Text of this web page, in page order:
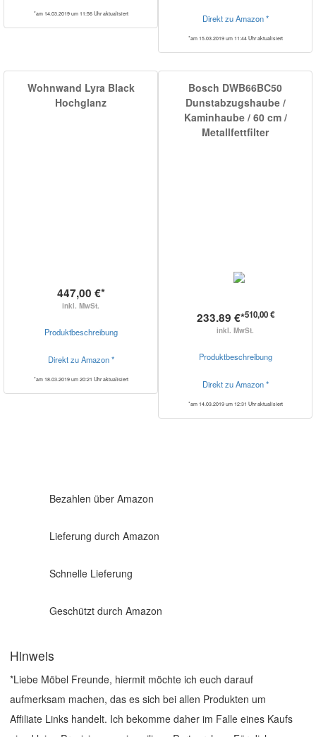
*am 14.03.2019 um 11:56 Uhr aktualisiert Direkt zu Amazon *
*am 15.03.2019 um 11:44 Uhr aktualisiert
Wohnwand Lyra Black
Hochglanz
447,00 €*
inkl. MwSt.
Produktbeschreibung
Direkt zu Amazon *
*am 18.03.2019 um 20:21 Uhr aktualisiert
Bosch DWB66BC50
Dunstabzugshaube /
Kaminhaube / 60 cm /
Metallfettfilter
233.89 €*510,00 €
inkl. MwSt.
Produktbeschreibung
Direkt zu Amazon *
*am 14.03.2019 um 12:31 Uhr aktualisiert
Bezahlen über Amazon
Lieferung durch Amazon
Schnelle Lieferung
Geschützt durch Amazon
Hinweis
*Liebe Möbel Freunde, hiermit möchte ich euch darauf
aufmerksam machen, das es sich bei allen Produkten um
Affiliate Links handelt. Ich bekomme daher im Falle eines Kaufs